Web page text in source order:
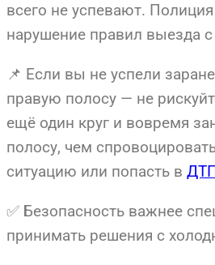
всего не успевают.
нарушение правил выезда с
📌 Если вы не успели
правую полосу — не
ещё один круг и вовремя
полосу, чем
ситуацию или попасть в
✅ Безопасность важнее
принимать решения с